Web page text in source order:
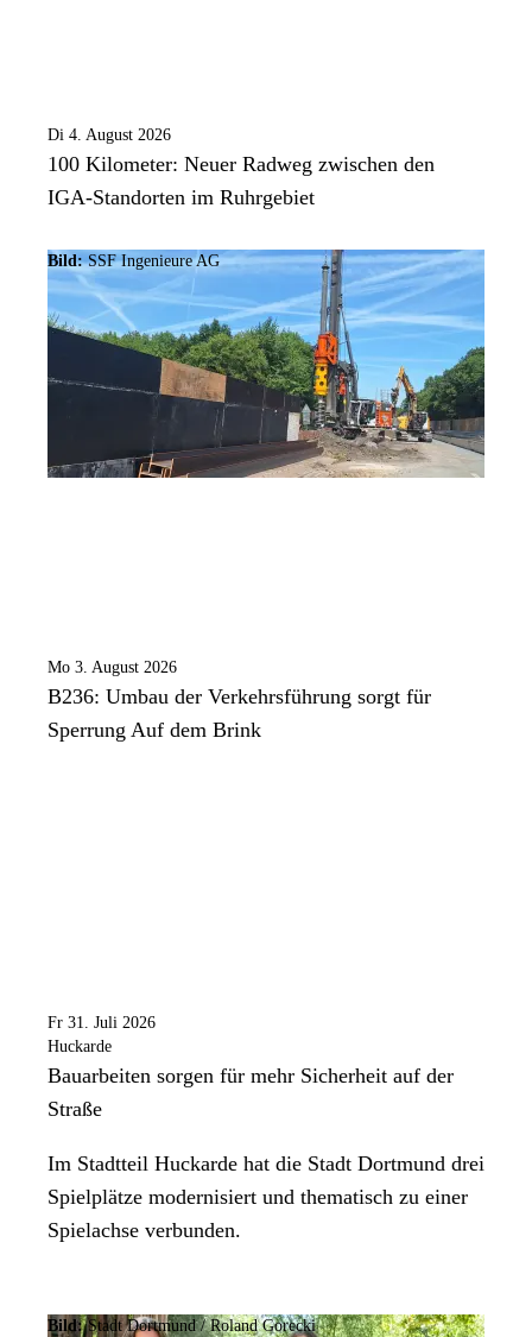
Di 4. August 2026
100 Kilometer: Neuer Radweg zwischen den
IGA-Standorten im Ruhrgebiet
Bild: SSF Ingenieure AG
Mo 3. August 2026
B236: Umbau der Verkehrsführung sorgt für
Sperrung Auf dem Brink
Fr 31. Juli 2026
Huckarde
Bauarbeiten sorgen für mehr Sicherheit auf der
Straße
Im Stadtteil Huckarde hat die Stadt Dortmund drei
Spielplätze modernisiert und thematisch zu einer
Spielachse verbunden.
Bild:Stadt Dortmund / Roland Gorecki